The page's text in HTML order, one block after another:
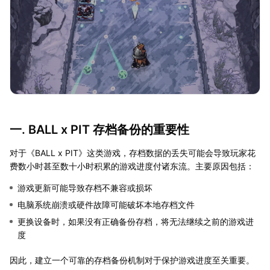
一. BALL x PIT 存档备份的重要性
对于《BALL x PIT》这类游戏，存档数据的丢失可能会导致玩家花
费数小时甚至数十小时积累的游戏进度付诸东流。主要原因包括：
游戏更新可能导致存档不兼容或损坏
电脑系统崩溃或硬件故障可能破坏本地存档文件
更换设备时，如果没有正确备份存档，将无法继续之前的游戏进
度
因此，建立一个可靠的存档备份机制对于保护游戏进度至关重要。